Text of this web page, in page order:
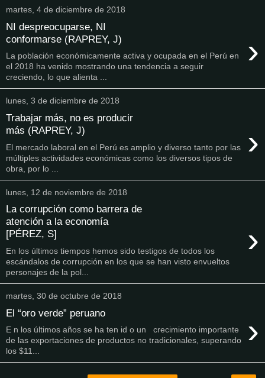
martes, 4 de diciembre de 2018
NI despreocuparse, NI
conformarse (RAPREY, J)
›
La población económicamente activa y ocupada en el Perú en
el 2018 ha venido mostrando una tendencia a seguir
creciendo, lo que alienta ...
lunes, 3 de diciembre de 2018
Trabajar más, no es producir
más (RAPREY, J)
›
El mercado laboral en el Perú es amplio y diverso tanto por las
múltiples actividades económicas como los diversos tipos de
obra, por lo ...
lunes, 12 de noviembre de 2018
La corrupción como barrera de
atención a la economía
[PÉREZ, S]
›
En los últimos tiempos hemos sido testigos de todos los
escándalos de corrupción en los que se han visto envueltos
personajes de la pol...
martes, 30 de octubre de 2018
El “oro verde” peruano ›
E n los últimos años se ha ten id o un crecimiento importante
de las exportaciones de productos no tradicionales, superando
los $11...